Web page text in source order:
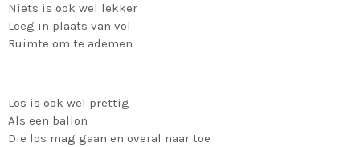
Niets is ook wel lekker
Leeg in plaats van vol
Ruimte om te ademen
Los is ook wel prettig
Als een ballon
Die los mag gaan en overal naar toe